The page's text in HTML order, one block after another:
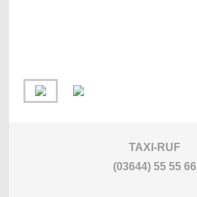
TAXI-RUF
(03644) 55 55 66